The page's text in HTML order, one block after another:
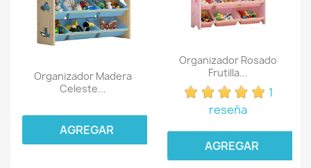
Organizador Madera
Celeste...
AGREGAR
Organizador Rosado
Frutilla...
1
reseña
AGREGAR